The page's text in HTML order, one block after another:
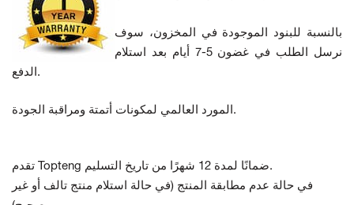
بالنسبة للبنود الموجودة في المخزون، سوف
نرسل الطلب في غضون 5-7 أيام بعد استلام
الدفع.
المورد العالمي لمكونات أتمتة ومراقبة الجودة.
تقدم Topteng ضمانًا لمدة 12 شهرًا من تاريخ التسليم.
في حالة عدم مطابقة المنتج (في حالة استلام منتج تالف أو غير